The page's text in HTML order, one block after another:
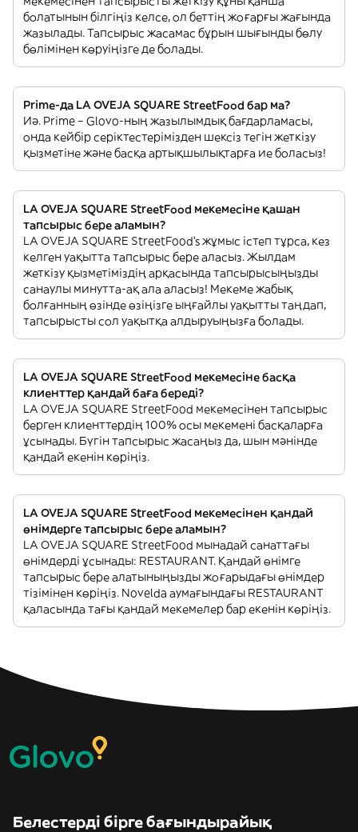
болатынын білгіңіз келсе, ол беттің жоғарғы жағында
жазылады. Тапсырыс жасамас бұрын шығынды бөлу
бөлімінен көруіңізге де болады.
Prime-да LA OVEJA SQUARE StreetFood бар ма?
Иә. Prime – Glovo-ның жазылымдық бағдарламасы,
онда кейбір серіктестерімізден шексіз тегін жеткізу
қызметіне және басқа артықшылықтарға ие боласыз!
LA OVEJA SQUARE StreetFood мекемесіне қашан
тапсырыс бере аламын?
LA OVEJA SQUARE StreetFood’s жұмыс істеп тұрса, кез
келген уақытта тапсырыс бере аласыз. Жылдам
жеткізу қызметіміздің арқасында тапсырысыңызды
санаулы минутта-ақ ала аласыз! Мекеме жабық
болғанның өзінде өзіңізге ыңғайлы уақытты таңдап,
тапсырысты сол уақытқа алдыруыңызға болады.
LA OVEJA SQUARE StreetFood мекемесіне басқа
клиенттер қандай баға береді?
LA OVEJA SQUARE StreetFood мекемесінен тапсырыс
берген клиенттердің 100% осы мекемені басқаларға
ұсынады. Бүгін тапсырыс жасаңыз да, шын мәнінде
қандай екенін көріңіз.
LA OVEJA SQUARE StreetFood мекемесінен қандай
өнімдерге тапсырыс бере аламын?
LA OVEJA SQUARE StreetFood мынадай санаттағы
өнімдерді ұсынады: RESTAURANT. Қандай өнімге
тапсырыс бере алатыныңызды жоғарыдағы өнімдер
тізімінен көріңіз. Novelda аумағындағы RESTAURANT
қаласында тағы қандай мекемелер бар екенін көріңіз.
Белестерді бірге бағындырайық